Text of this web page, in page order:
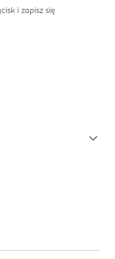
każdego
0%
i zapisz się